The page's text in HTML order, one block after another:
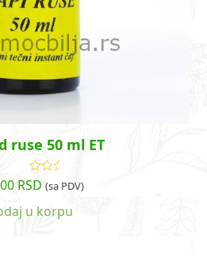
ruse 50 ml ET
Ocenjeno
sa5.00od
RSD (sa PDV)
u korpu